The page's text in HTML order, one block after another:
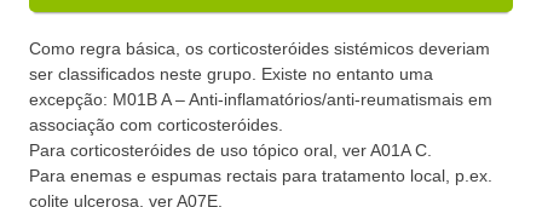
Como regra básica, os corticosteróides sistémicos deveriam
ser classificados neste grupo. Existe no entanto uma
excepção: M01B A – Anti-inflamatórios/anti-reumatismais em
associação com corticosteróides.
Para corticosteróides de uso tópico oral, ver A01A C.
Para enemas e espumas rectais para tratamento local, p.ex.
colite ulcerosa, ver A07E.